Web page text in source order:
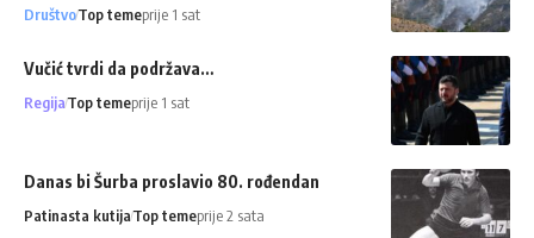
DruštvoTop temeprije 1 sat
Vučić tvrdi da podržava…
RegijaTop temeprije 1 sat
Danas bi Šurba proslavio 80. rođendan
Patinasta kutijaTop temeprije 2 sata